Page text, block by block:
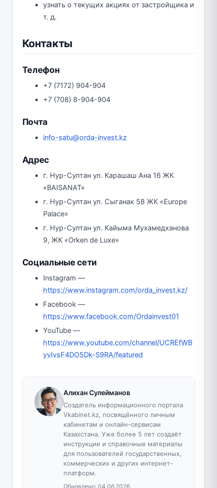
узнать о текущих акциях от застройщика и
т. д.
Контакты
Телефон
+7 (7172) 904-904
+7 (708) 8-904-904
Почта
info-satu@orda-invest.kz
Адрес
г. Нур-Султан ул. Карашаш Ана 16 ЖК
«BAISANAT»
г. Нур-Султан ул. Сыганак 58 ЖК «Europe
Palace»
г. Нур-Султан ул. Кайыма Мухамедханова
9, ЖК «Orken de Luxe»
Социальные сети
Instagram —
https://www.instagram.com/orda_invest.kz/
Facebook —
https://www.facebook.com/Ordainvest01
YouTube —
https://www.youtube.com/channel/UCREfWB
yvIvsF4DO5Dk-S9RA/featured
Алихан Сулейманов
Создатель информационного портала
Vkabinet.kz, посвящённого личным
кабинетам и онлайн-сервисам
Казахстана. Уже более 5 лет создаёт
инструкции и справочные материалы
для пользователей государственных,
коммерческих и других интернет-
платформ.
Обновлено: 04.06.2026